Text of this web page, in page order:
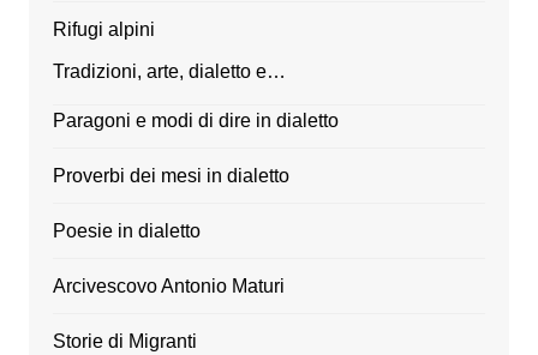
Rifugi alpini
Tradizioni, arte, dialetto e…
Paragoni e modi di dire in dialetto
Proverbi dei mesi in dialetto
Poesie in dialetto
Arcivescovo Antonio Maturi
Storie di Migranti